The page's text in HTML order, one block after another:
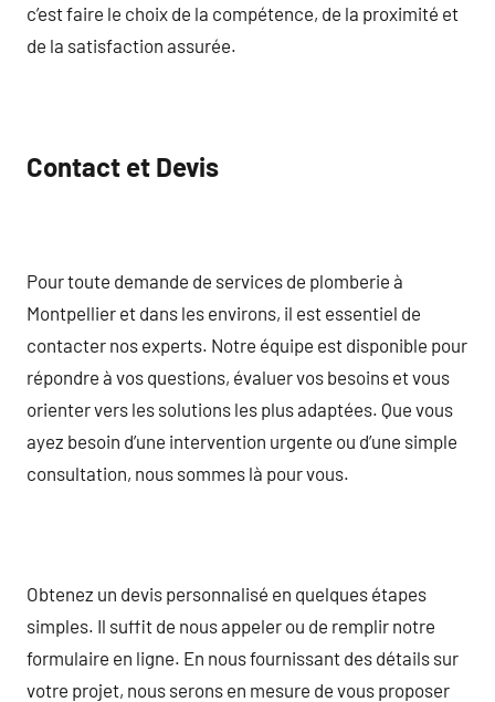
c’est faire le choix de la compétence, de la proximité et
de la satisfaction assurée.
Contact et Devis
Pour toute demande de services de plomberie à
Montpellier et dans les environs, il est essentiel de
contacter nos experts. Notre équipe est disponible pour
répondre à vos questions, évaluer vos besoins et vous
orienter vers les solutions les plus adaptées. Que vous
ayez besoin d’une intervention urgente ou d’une simple
consultation, nous sommes là pour vous.
Obtenez un devis personnalisé en quelques étapes
simples. Il suffit de nous appeler ou de remplir notre
formulaire en ligne. En nous fournissant des détails sur
votre projet, nous serons en mesure de vous proposer